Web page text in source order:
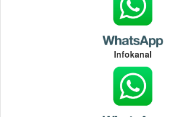
Infokanal